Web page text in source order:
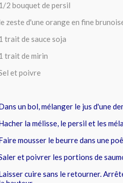
2 bouquet de persil
zeste d'une orange en fine
trait de sauce soja
trait de mirin
et poivre
un bol, mélanger le jus d'une
la mélisse, le persil et les
mousser le beurre dans une
et poivrer les portions de
cuire sans le retourner.